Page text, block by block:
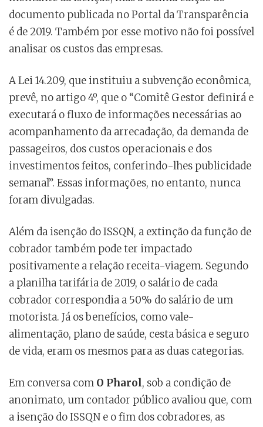
documento publicada no Portal da Transparência
é de 2019. Também por esse motivo não foi possível
analisar os custos das empresas.
A Lei 14.209, que instituiu a subvenção econômica,
prevê, no artigo 4º, que o “Comitê Gestor definirá e
executará o fluxo de informações necessárias ao
acompanhamento da arrecadação, da demanda de
passageiros, dos custos operacionais e dos
investimentos feitos, conferindo-lhes publicidade
semanal”. Essas informações, no entanto, nunca
foram divulgadas.
Além da isenção do ISSQN, a extinção da função de
cobrador também pode ter impactado
positivamente a relação receita-viagem. Segundo
a planilha tarifária de 2019, o salário de cada
cobrador correspondia a 50% do salário de um
motorista. Já os benefícios, como vale-
alimentação, plano de saúde, cesta básica e seguro
de vida, eram os mesmos para as duas categorias.
Em conversa com O Pharol, sob a condição de
anonimato, um contador público avaliou que, com
a isenção do ISSQN e o fim dos cobradores, as